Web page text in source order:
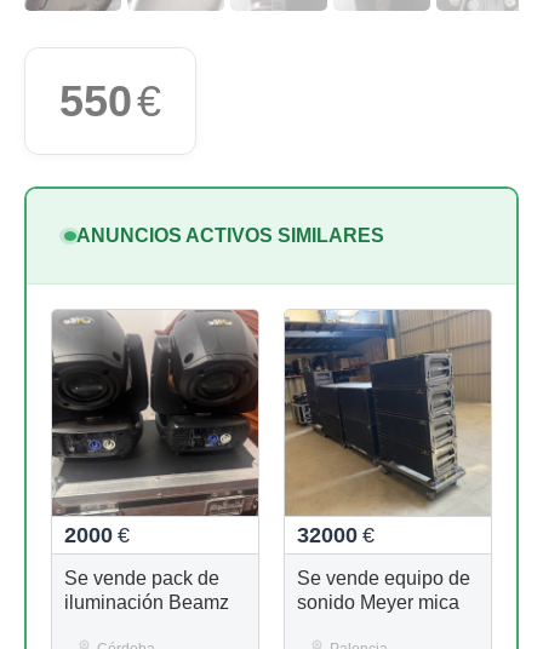
550€
ANUNCIOS ACTIVOS SIMILARES
2000 €
Se vende pack de
iluminación Beamz
32000 €
Se vende equipo de
sonido Meyer mica